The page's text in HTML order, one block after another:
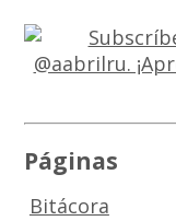
Páginas
Bitácora